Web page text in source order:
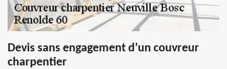
Devis sans engagement d’un couvreur
charpentier